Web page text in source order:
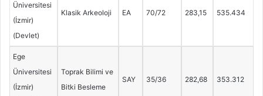
Üniversitesi
(İzmir)
(Devlet)
Klasik Arkeoloji EA 70/72 283,15 535.434
Ege
Üniversitesi
(İzmir)
Toprak Bilimi ve
Bitki Besleme
SAY 35/36 282,68 353.312